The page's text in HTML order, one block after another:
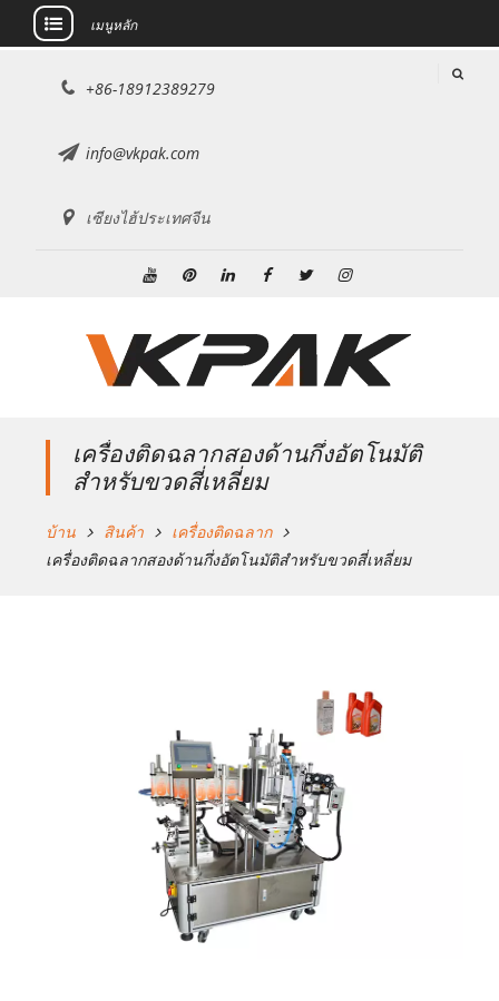
เมนูหลัก
+86-18912389279
info@vkpak.com
เซียงไฮ้ประเทศจีน
อเรสต์
เตอร์
ตา
แกรม
เครื่องติดฉลากสองด้านกึ่งอัตโนมัติ
สำหรับขวดสี่เหลี่ยม
บ้าน สินค้า
เครื่องติดฉลาก
เครื่องติดฉลากสองด้านกึ่งอัตโนมัติสำหรับขวดสี่เหลี่ยม